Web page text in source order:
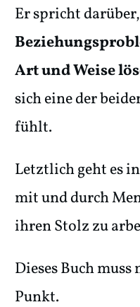
Er spricht
Art und Weise
sich eine der
fühlt.
Letztlich geht es
mit und durch
ihren Stolz zu
Dieses Buch muss
Punkt.